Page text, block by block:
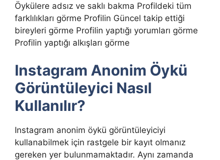
Öykülere adsız ve saklı bakma Profildeki tüm
farklılıkları görme Profilin Güncel takip ettiği
bireyleri görme Profilin yaptığı yorumları görme
Profilin yaptığı alkışları görme
Instagram Anonim Öykü
Görüntüleyici Nasıl
Kullanılır?
Instagram anonim öykü görüntüleyiciyi
kullanabilmek için rastgele bir kayıt olmanız
gereken yer bulunmamaktadır. Aynı zamanda